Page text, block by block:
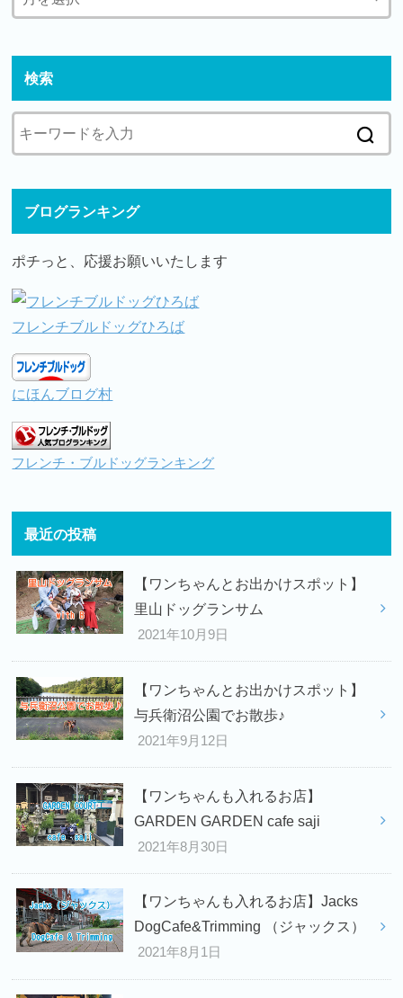
検索
ブログランキング
ポチっと、応援お願いいたします
フレンチブルドッグひろば
にほんブログ村
フレンチ・ブルドッグランキング
最近の投稿
【ワンちゃんとお出かけスポット】
里山ドッグランサム
2021年10月9日
【ワンちゃんとお出かけスポット】
与兵衛沼公園でお散歩♪
2021年9月12日
【ワンちゃんも入れるお店】
GARDEN GARDEN cafe saji
2021年8月30日
【ワンちゃんも入れるお店】Jacks
DogCafe&Trimming （ジャックス）
2021年8月1日